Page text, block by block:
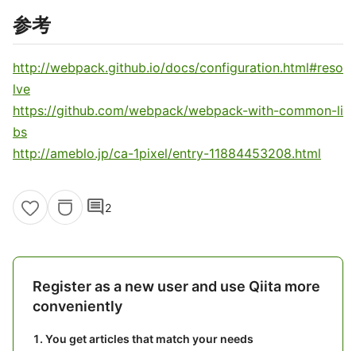
参考
http://webpack.github.io/docs/configuration.html#reso
lve
https://github.com/webpack/webpack-with-common-li
bs
http://ameblo.jp/ca-1pixel/entry-11884453208.html
comment2
Register as a new user and use Qiita more
conveniently
You get articles that match your needs